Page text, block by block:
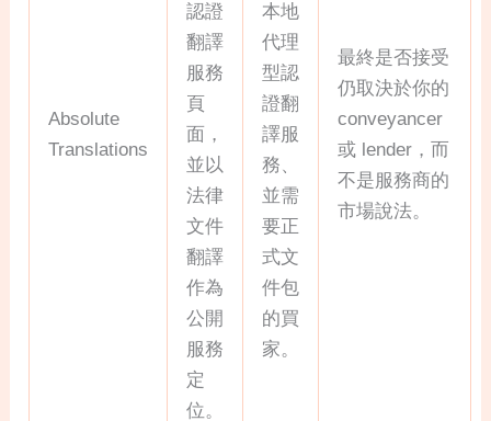
Absolute
Translations
認證
翻譯
服務
頁
面，
並以
法律
文件
翻譯
作為
公開
服務
定
位。
本地
代理
型認
證翻
譯服
務、
並需
要正
式文
件包
的買
家。
最終是否接受
仍取決於你的
conveyancer
或 lender，而
不是服務商的
市場說法。